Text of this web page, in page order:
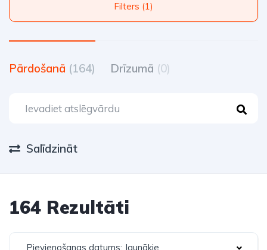
Filters (1)
Pārdošanā (164) Drīzumā (0)
Salīdzināt
164 Rezultāti
Pievienošanas datums: Jaunākie